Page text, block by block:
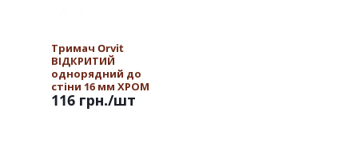
Тримач Orvit
ВІДКРИТИЙ
однорядний до
стіни 16 мм ХРОМ
116 грн./шт